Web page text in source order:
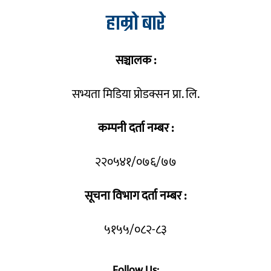
हाम्रो बारे
सञ्चालक :
सभ्यता मिडिया प्रोडक्सन प्रा. लि.
कम्पनी दर्ता नम्बर :
२२०५४१/०७६/७७
सूचना विभाग दर्ता नम्बर :
५१५५/०८२-८३